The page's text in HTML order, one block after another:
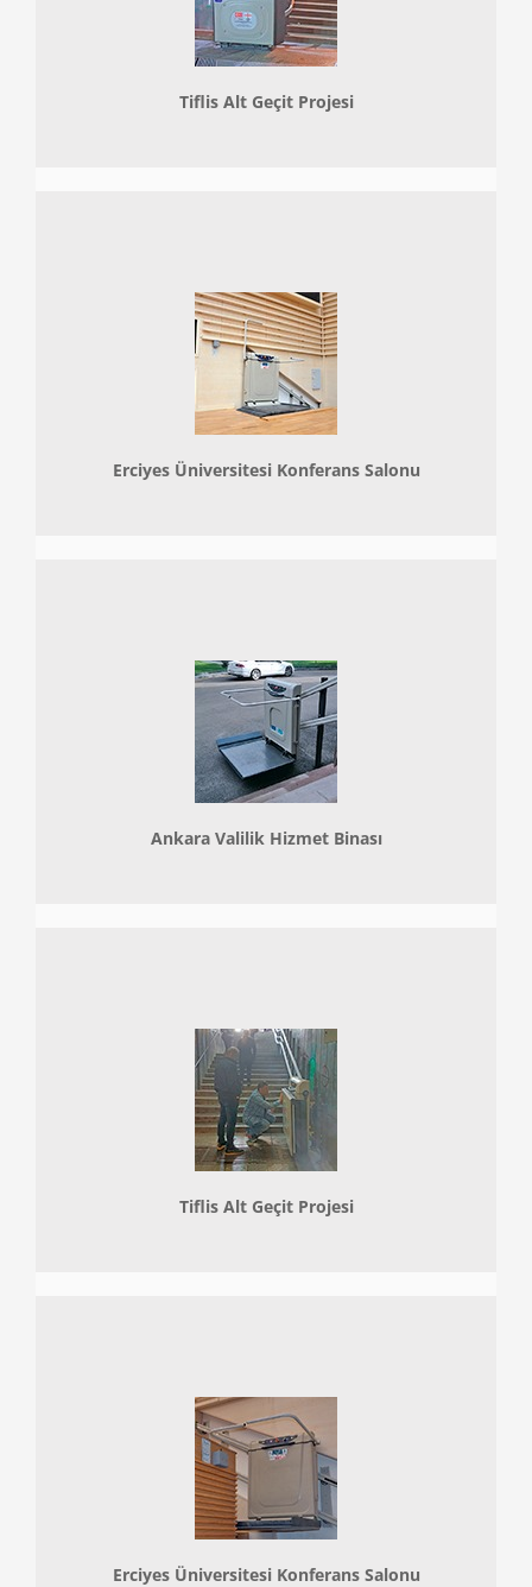
Tiflis Alt Geçit Projesi
Erciyes Üniversitesi Konferans Salonu
Ankara Valilik Hizmet Binası
Tiflis Alt Geçit Projesi
Erciyes Üniversitesi Konferans Salonu